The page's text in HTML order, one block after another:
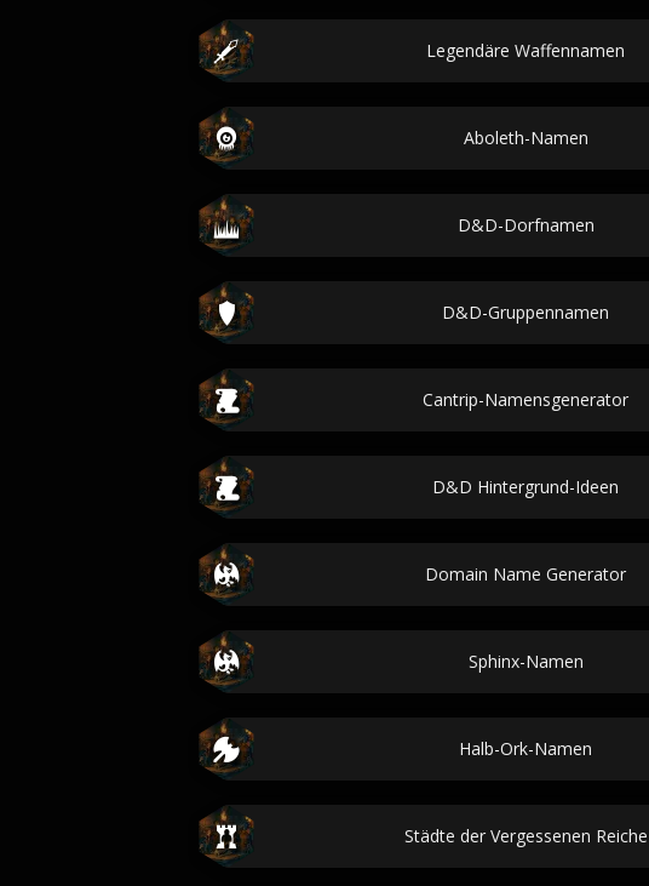
Legendäre Waffennamen
Aboleth-Namen
D&D-Dorfnamen
D&D-Gruppennamen
Cantrip-Namensgenerator
D&D Hintergrund-Ideen
Domain Name Generator
Sphinx-Namen
Halb-Ork-Namen
Städte der Vergessenen Reiche